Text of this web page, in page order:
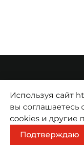
О компании
Продукция
Каталог Корзина
Используя сайт
вы соглашаетесь
cookies и другие
Подтверждаю